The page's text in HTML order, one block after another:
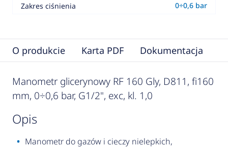
Zakres ciśnienia
0÷0,6 bar
O produkcie Karta PDF Dokumentacja
Manometr glicerynowy RF 160 Gly, D811, fi160
mm, 0÷0,6 bar, G1/2", exc, kl. 1,0
opis
Manometr do gazów i cieczy nielepkich,